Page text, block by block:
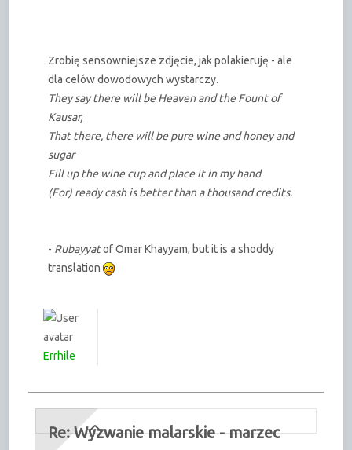
Zrobię sensowniejsze zdjęcie, jak polakieruję - ale
dla celów dowodowych wystarczy.
They say there will be Heaven and the Fount of
Kausar,
That there, there will be pure wine and honey and
sugar
Fill up the wine cup and place it in my hand
(For) ready cash is better than a thousand credits.
- Rubayyatof Omar Khayyam, but it is a shoddy
translation
Errhile
Re: Wyzwanie malarskie - marzec